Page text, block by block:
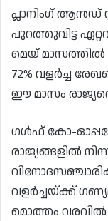
പ്ലാനിംഗ് ആൻഡ്
പുറത്തുവിട്ട
മെയ്
72% വളർച്ച
ഈ മാസം
ഗൾഫ് കോ-
രാജ്യങ്ങളിൽ
വളർച്ചയ്ക്ക്
മൊത്തം വരവിൽ